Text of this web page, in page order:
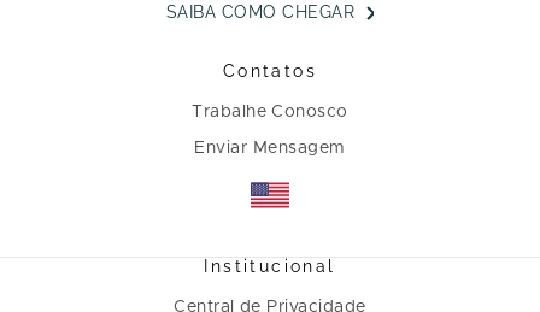
SAIBA COMO CHEGAR
Contatos
Trabalhe Conosco
Enviar Mensagem
Institucional
Central de Privacidade